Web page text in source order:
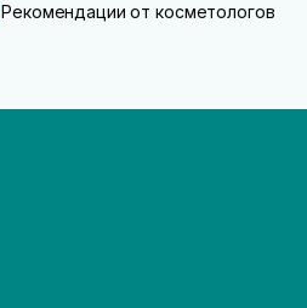
Рекомендации от косметологов